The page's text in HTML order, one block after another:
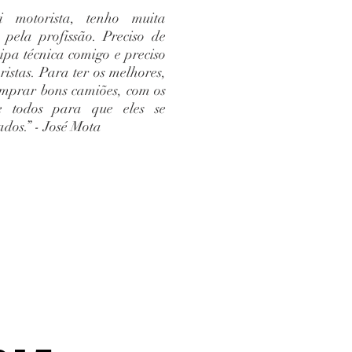
tenho muita
pela profissão. Preciso de
técnica comigo e preciso
Para ter os melhores,
bons camiões, com os
todos para que eles se
- José Mota